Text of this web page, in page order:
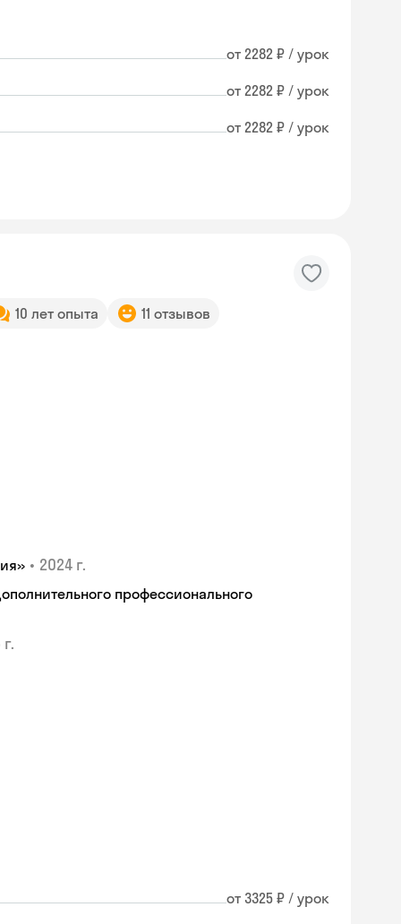
от 2282 ₽ / урок
от 2282 ₽ / урок
от 2282 ₽ / урок
10 лет опыта 11 отзывов
• 2024 г.
профессионального
от 3325 ₽ / урок